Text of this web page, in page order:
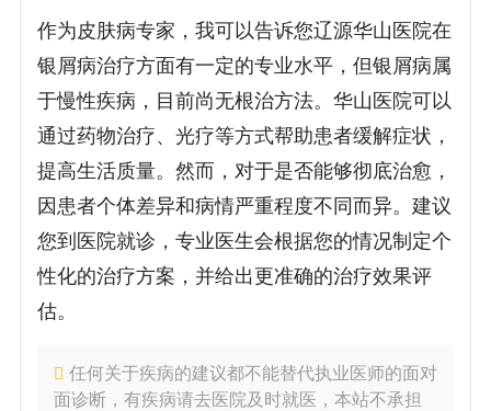
作为皮肤病专家，我可以告诉您辽源华山医院在
银屑病治疗方面有一定的专业水平，但银屑病属
于慢性疾病，目前尚无根治方法。华山医院可以
通过药物治疗、光疗等方式帮助患者缓解症状，
提高生活质量。然而，对于是否能够彻底治愈，
因患者个体差异和病情严重程度不同而异。建议
您到医院就诊，专业医生会根据您的情况制定个
性化的治疗方案，并给出更准确的治疗效果评
估。
任何关于疾病的建议都不能替代执业医师的面对
面诊断，有疾病请去医院及时就医，本站不承担